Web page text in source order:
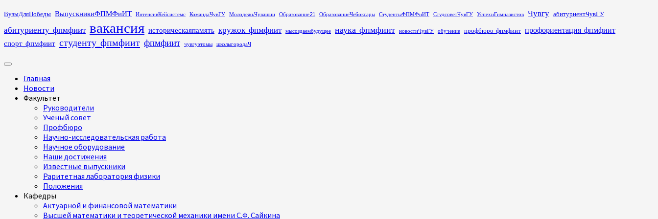
Перейти
содержимому
ВузыДляПобеды ВыпускникиФПМФиИТ ИнтенсивКейсистемс КомандаЧувГУ МолодежьЧувашии Образование21 ОбразованиеЧебоксары СтудентыФПМФиИТ СтудсоветЧувГУ УспехиГимназистов Чувгу абитуриентЧувГУ
абитуриенту_фпмфиит вакансия историческаяпамять кружок_фпмфиит мысоздаембудущее наука_фпмфиит новостиЧувГУ обучение профбюро_фпмфиит профориентация_фпмфиит
спорт_фпмфиит студенту_фпмфиит фпмфиит чувгуэтомы школыгородаЧ
Основное
Главная
Новости
Факультет
Руководители
Ученый совет
Профбюро
Научно-исследовательская работа
Научное оборудование
Наши достижения
Известные выпускники
Раритетная лаборатория физики
Положения
Кафедры
Актуарной и финансовой математики
Высшей математики и теоретической механики имени С.Ф. Сайкина